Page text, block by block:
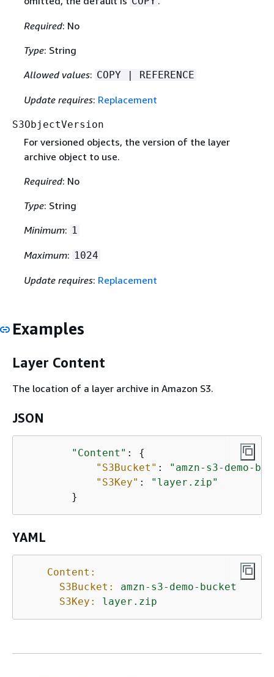
Required: No
Type: String
Allowed values: COPY | REFERENCE
Update requires: Replacement
S3ObjectVersion
For versioned objects, the version of the layer
archive object to use.
Required: No
Type: String
Minimum: 1
Maximum: 1024
Update requires: Replacement
Examples
Layer Content
The location of a layer archive in Amazon S3.
JSON
"Content" : {
"S3Bucket" :
"amzn-s3-demo-
"S3Key" :
"layer.zip"
        }
YAML
Content:
S3Bucket:
amzn-s3-demo-bucket
S3Key:
layer.zip